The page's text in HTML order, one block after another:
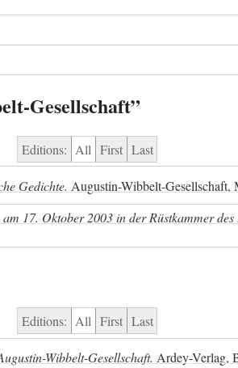
Gesellschaft”
Editions: All First Last
Gedichte. Augustin-Wibbelt-Gesellschaft,
17. Oktober 2003 in der Rüstkammer des
Editions: All First Last
Wibbelt-Gesellschaft. Ardey-Verlag,